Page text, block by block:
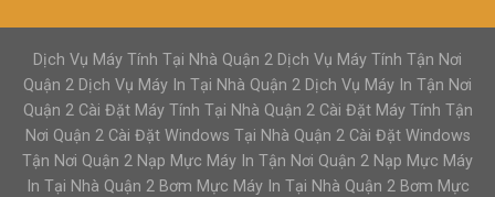
Dịch Vụ Máy Tính Tại Nhà Quận 2 Dịch Vụ Máy Tính Tận Nơi
Quận 2 Dịch Vụ Máy In Tại Nhà Quận 2 Dịch Vụ Máy In Tận Nơi
Quận 2 Cài Đặt Máy Tính Tại Nhà Quận 2 Cài Đặt Máy Tính Tận
Nơi Quận 2 Cài Đặt Windows Tại Nhà Quận 2 Cài Đặt Windows
Tận Nơi Quận 2 Nạp Mực Máy In Tận Nơi Quận 2 Nạp Mực Máy
In Tại Nhà Quận 2 Bơm Mực Máy In Tại Nhà Quận 2 Bơm Mực